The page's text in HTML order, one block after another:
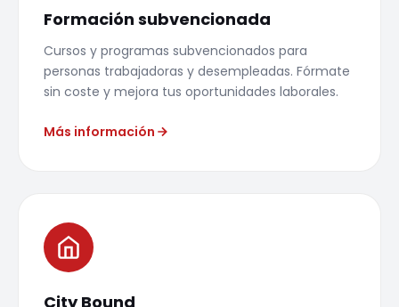
Formación subvencionada
Cursos y programas subvencionados para
personas trabajadoras y desempleadas. Fórmate
sin coste y mejora tus oportunidades laborales.
Más información
City Bound